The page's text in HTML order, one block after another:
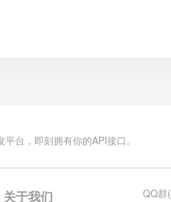
台，即刻拥有你的API接口。
关于我们 QQ群(